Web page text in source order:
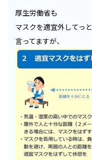
厚生労働省も
マスクを適宜外してっと
言ってますが、